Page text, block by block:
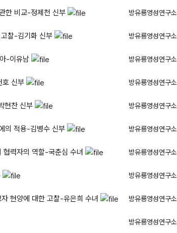
한 비교-정제천 신부 방유룡영성연구소
찰-김기화 신부 방유룡영성연구소
-이유남 방유룡영성연구소
호 신부 방유룡영성연구소
현찬 신부 방유룡영성연구소
의 적용-김병수 신부 방유룡영성연구소
력자의 역할-국춘심 수녀 방유룡영성연구소
방유룡영성연구소
현양에 대한 고찰-유은희 수녀 방유룡영성연구소
방유룡영성연구소